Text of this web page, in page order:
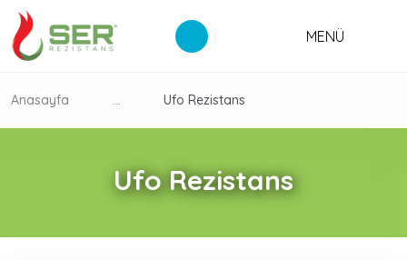
MENÜ
Ufo Rezistans
Anasayfa ... Ufo Rezistans